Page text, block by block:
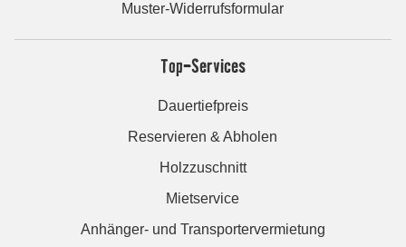
Muster-Widerrufsformular
Top-Services
Dauertiefpreis
Reservieren & Abholen
Holzzuschnitt
Mietservice
Anhänger- und Transportervermietung